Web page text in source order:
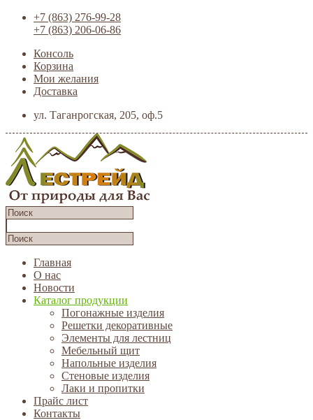
+7 (863) 276-99-28
+7 (863) 206-06-86
Консоль
Корзина
Мои желания
Доставка
ул. Таганрогская, 205, оф.5
Главная
О нас
Новости
Каталог продукции
Погонажные изделия
Решетки декоративные
Элементы для лестниц
Мебельный щит
Напольные изделия
Стеновые изделия
Лаки и пропитки
Прайс лист
Контакты